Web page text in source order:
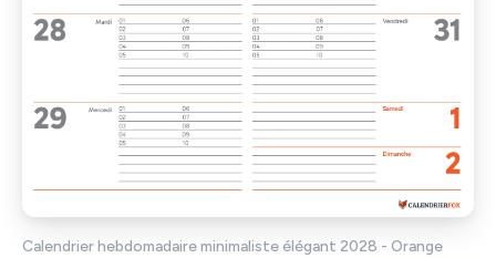
Calendrier hebdomadaire minimaliste élégant 2028 - Orange